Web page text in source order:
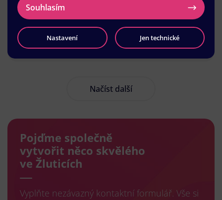
Načíst další
Pojďme společně
vytvořit něco skvělého
ve Žluticích
Vyplňte nezávazný kontaktní formulář. Vše si
Souhlasím
Nastavení Jen technické